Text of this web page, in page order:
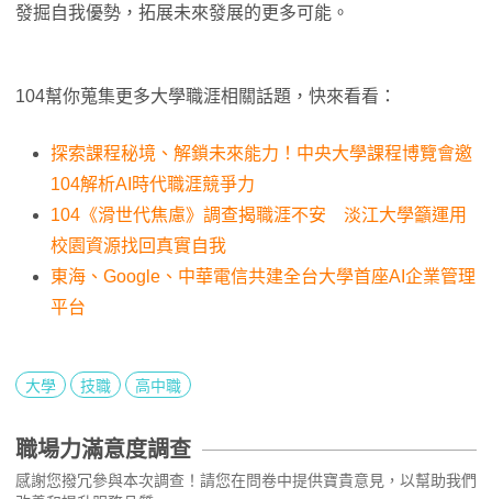
發掘自我優勢，拓展未來發展的更多可能。
104幫你蒐集更多大學職涯相關話題，快來看看：
探索課程秘境、解鎖未來能力！中央大學課程博覽會邀
104解析AI時代職涯競爭力
104《滑世代焦慮》調查揭職涯不安 淡江大學籲運用
校園資源找回真實自我
東海、Google、中華電信共建全台大學首座AI企業管理
平台
大學 技職 高中職
職場力滿意度調查
感謝您撥冗參與本次調查！請您在問卷中提供寶貴意見，以幫助我們